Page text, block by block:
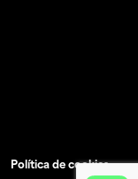
Política de cookies